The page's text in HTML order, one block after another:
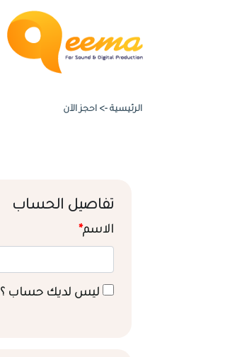
الرئيسية -> احجز الآن
تفاصيل الحساب
الاسم*
ليس لديك حساب ؟